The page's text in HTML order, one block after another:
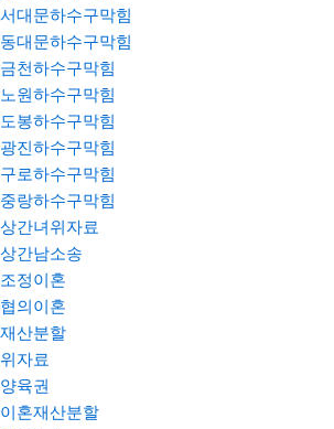
서대문하수구막힘
동대문하수구막힘
금천하수구막힘
노원하수구막힘
도봉하수구막힘
광진하수구막힘
구로하수구막힘
중랑하수구막힘
상간녀위자료
상간남소송
조정이혼
협의이혼
재산분할
위자료
양육권
이혼재산분할